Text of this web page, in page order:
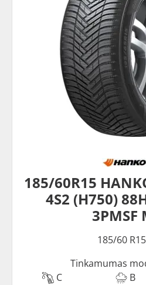
185/60R15
4S2 (H750)
3PMSF
185/60
Tinkamumas
C
B